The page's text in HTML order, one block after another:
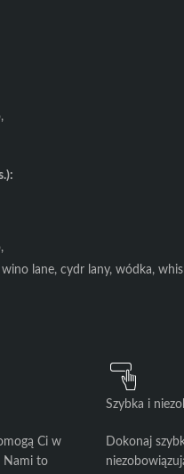
lane, cydr lany, wódka,
Ci w
Nami to
Szybka i
Dokonaj